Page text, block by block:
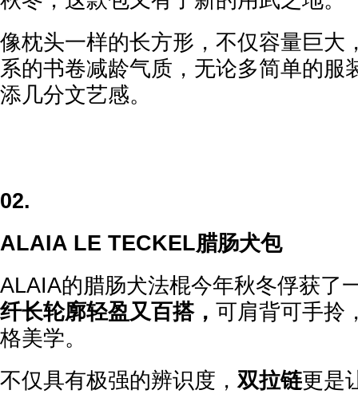
像枕头一样的长方形，不仅容量巨大
系的书卷减龄气质，无论多简单的服
添几分文艺感。
02.
ALAIA LE TECKEL腊肠犬包
ALAIA的腊肠犬法棍今年秋冬俘获了
纤长轮廓轻盈又百搭， 可肩背可手拎
格美学。
不仅具有极强的辨识度，双拉链更是